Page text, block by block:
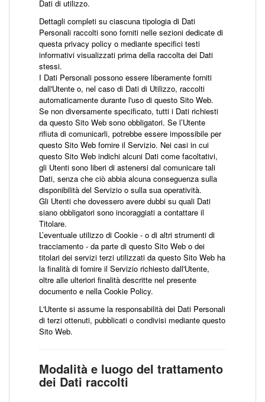
Dati di utilizzo.
Dettagli completi su ciascuna tipologia di Dati
Personali raccolti sono forniti nelle sezioni dedicate di
questa privacy policy o mediante specifici testi
informativi visualizzati prima della raccolta dei Dati
stessi.
I Dati Personali possono essere liberamente forniti
dall'Utente o, nel caso di Dati di Utilizzo, raccolti
automaticamente durante l'uso di questo Sito Web.
Se non diversamente specificato, tutti i Dati richiesti
da questo Sito Web sono obbligatori. Se l’Utente
rifiuta di comunicarli, potrebbe essere impossibile per
questo Sito Web fornire il Servizio. Nei casi in cui
questo Sito Web indichi alcuni Dati come facoltativi,
gli Utenti sono liberi di astenersi dal comunicare tali
Dati, senza che ciò abbia alcuna conseguenza sulla
disponibilità del Servizio o sulla sua operatività.
Gli Utenti che dovessero avere dubbi su quali Dati
siano obbligatori sono incoraggiati a contattare il
Titolare.
L’eventuale utilizzo di Cookie - o di altri strumenti di
tracciamento - da parte di questo Sito Web o dei
titolari dei servizi terzi utilizzati da questo Sito Web ha
la finalità di fornire il Servizio richiesto dall'Utente,
oltre alle ulteriori finalità descritte nel presente
documento e nella Cookie Policy.
L'Utente si assume la responsabilità dei Dati Personali
di terzi ottenuti, pubblicati o condivisi mediante questo
Sito Web.
Modalità e luogo del trattamento
dei Dati raccolti